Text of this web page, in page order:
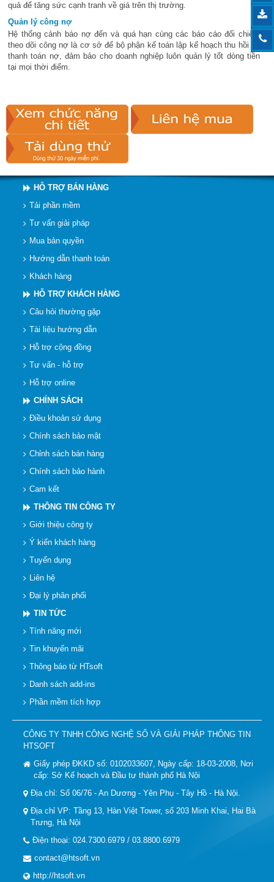
quả để tăng sức cạnh tranh về giá trên thị trường.
Quản lý công nợ
Hệ thống cảnh báo nợ đến và quá hạn cùng các báo cáo đối chiếu,
theo dõi công nợ là cơ sở để bộ phận kế toán lập kế hoạch thu hồi và
thanh toán nợ, đảm bảo cho doanh nghiệp luôn quản lý tốt dòng tiền
tại mọi thời điểm.
HỖ TRỢ BÁN HÀNG
Tải phần mềm
Tư vấn giải pháp
Mua bản quyền
Hướng dẫn thanh toán
Khách hàng
HỖ TRỢ KHÁCH HÀNG
Câu hỏi thường gặp
Tài liệu hướng dẫn
Hỗ trợ cộng đồng
Tư vấn - hỗ trợ
Hỗ trợ online
CHÍNH SÁCH
Điều khoản sử dụng
Chính sách bảo mật
Chỉnh sách bán hàng
Chính sách bảo hành
Cam kết
THÔNG TIN CÔNG TY
Giới thiệu công ty
Ý kiến khách hàng
Tuyển dụng
Liên hệ
Đại lý phân phối
TIN TỨC
Tính năng mới
Tin khuyến mãi
Thông báo từ HTsoft
Danh sách add-ins
Phần mềm tích hợp
CÔNG TY TNHH CÔNG NGHỆ SỐ VÀ GIẢI PHÁP THÔNG TIN
HTSOFT
Giấy phép ĐKKD số: 0102033607, Ngày cấp: 18-03-2008, Nơi
cấp: Sở Kế hoạch và Đầu tư thành phố Hà Nội
Địa chỉ: Số 06/76 - An Dương - Yên Phụ - Tây Hồ - Hà Nội.
Địa chỉ VP: Tầng 13, Hàn Việt Tower, số 203 Minh Khai, Hai Bà
Trưng, Hà Nội
Điện thoại: 024.7300.6979 / 03.8800.6979
contact@htsoft.vn
http://htsoft.vn